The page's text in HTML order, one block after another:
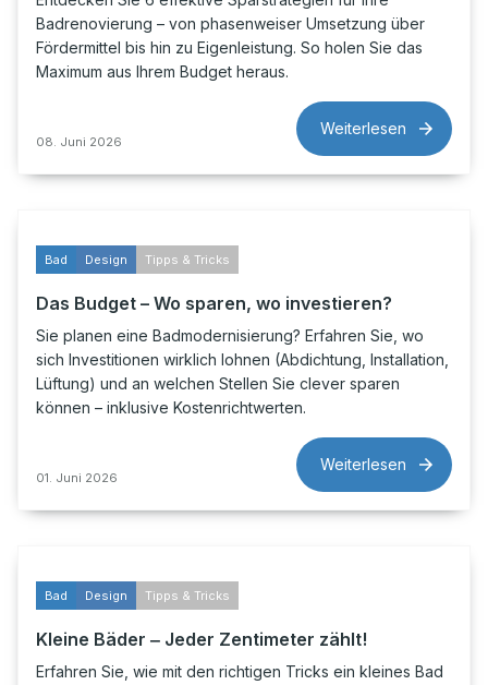
Badrenovierung – von phasenweiser Umsetzung über
Fördermittel bis hin zu Eigenleistung. So holen Sie das
Maximum aus Ihrem Budget heraus.
08. Juni 2026
Weiterlesen
Bad Design Tipps & Tricks
Das Budget – Wo sparen, wo investieren?
Sie planen eine Badmodernisierung? Erfahren Sie, wo
sich Investitionen wirklich lohnen (Abdichtung, Installation,
Lüftung) und an welchen Stellen Sie clever sparen
können – inklusive Kostenrichtwerten.
01. Juni 2026
Weiterlesen
Bad Design Tipps & Tricks
Kleine Bäder ‒ Jeder Zentimeter zählt!
Erfahren Sie, wie mit den richtigen Tricks ein kleines Bad